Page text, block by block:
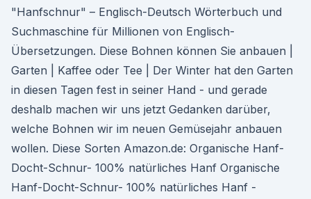
"Hanfschnur" – Englisch-Deutsch Wörterbuch und
Suchmaschine für Millionen von Englisch-
Übersetzungen. Diese Bohnen können Sie anbauen |
Garten | Kaffee oder Tee | Der Winter hat den Garten
in diesen Tagen fest in seiner Hand - und gerade
deshalb machen wir uns jetzt Gedanken darüber,
welche Bohnen wir im neuen Gemüsejahr anbauen
wollen. Diese Sorten Amazon.de: Organische Hanf-
Docht-Schnur- 100% natürliches Hanf Organische
Hanf-Docht-Schnur- 100% natürliches Hanf -